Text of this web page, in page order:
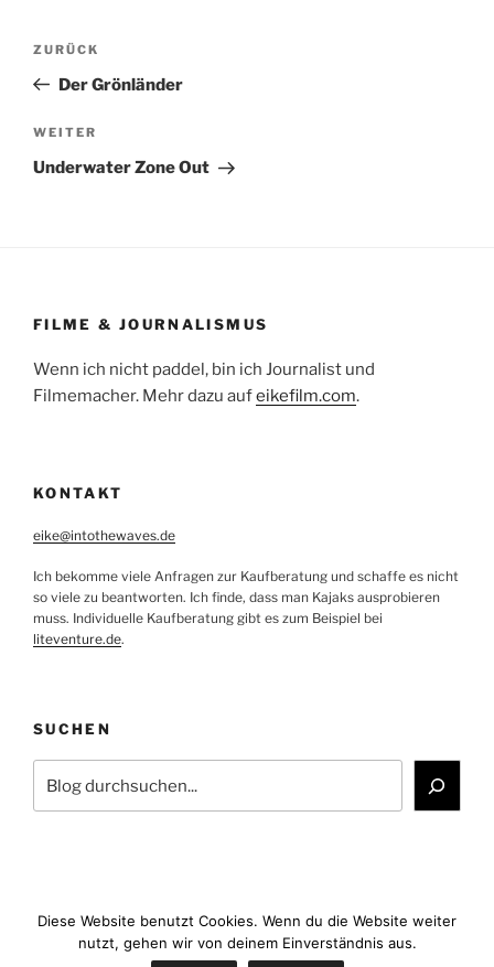
Beitragsnavigation
Vorheriger
Beitrag
ZURÜCK
Der Grönländer
Nächster
Beitrag
WEITER
Underwater Zone Out
FILME & JOURNALISMUS
Wenn ich nicht paddel, bin ich Journalist und
Filmemacher. Mehr dazu aufeikefilm.com.
KONTAKT
eike@intothewaves.de
Ich bekomme viele Anfragen zur Kaufberatung und schaffe es nicht
so viele zu beantworten. Ich finde, dass man Kajaks ausprobieren
muss. Individuelle Kaufberatung gibt es zum Beispiel bei
liteventure.de.
SUCHEN
FacebookYouTubeInstagram
E-
Diese Website benutzt Cookies. Wenn du die Website weiter
nutzt, gehen wir von deinem Einverständnis aus.